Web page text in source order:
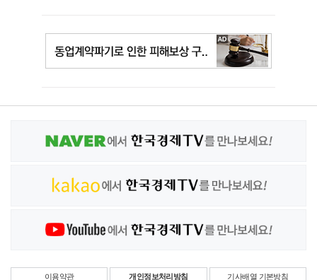
이용약관 개인정보처리방침 기사배열 기본방침